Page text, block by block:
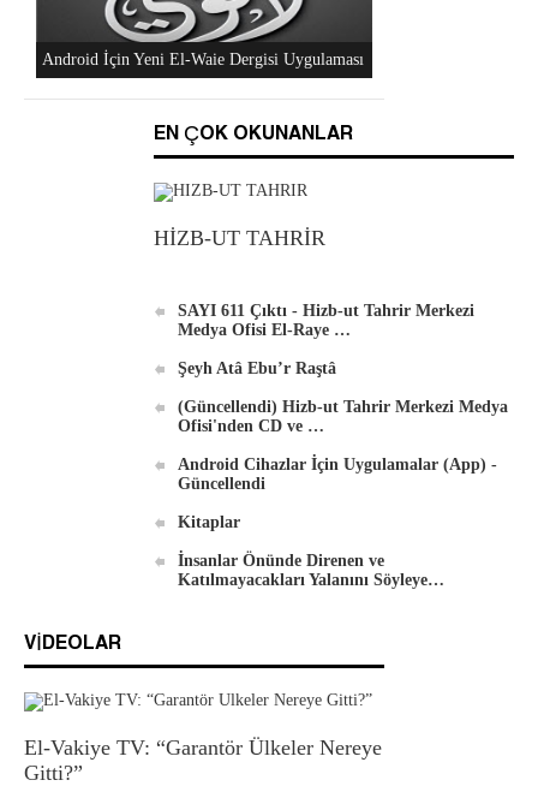
Al-Raya Gazetesi Yeniden Yayında
Android İçin Yeni El-Waie Dergisi Uygulaması
Düzenlediği Küresel Faaliyetler..." DVD'si
EN ÇOK OKUNANLAR
HİZB-UT TAHRİR
SAYI 611 Çıktı - Hizb-ut Tahrir Merkezi
Medya Ofisi El-Raye …
Şeyh Atâ Ebu’r Raştâ
(Güncellendi) Hizb-ut Tahrir Merkezi Medya
Ofisi'nden CD ve …
Android Cihazlar İçin Uygulamalar (App) -
Güncellendi
Kitaplar
İnsanlar Önünde Direnen ve
Katılmayacakları Yalanını Söyleye…
VIDEOLAR
El-Vakiye TV: “Garantör Ülkeler Nereye
Gitti?”